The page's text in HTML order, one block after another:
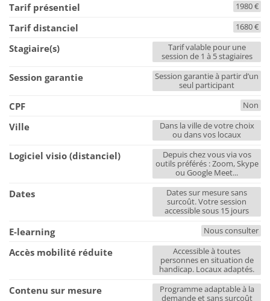
Tarif présentiel 1980 €
Tarif distanciel 1680 €
Stagiaire(s)
Tarif valable pour une
session de 1 à 5 stagiaires
Session garantie
Session garantie à partir d’un
seul participant
CPF Non
Ville
Dans la ville de votre choix
ou dans vos locaux
Logiciel visio (distanciel)
Depuis chez vous via vos
outils préférés : Zoom, Skype
ou Google Meet...
Dates
Dates sur mesure sans
surcoût. Votre session
accessible sous 15 jours
E-learning Nous consulter
Accès mobilité réduite
Accessible à toutes
personnes en situation de
handicap. Locaux adaptés.
Contenu sur mesure
Programme adaptable à la
demande et sans surcoût